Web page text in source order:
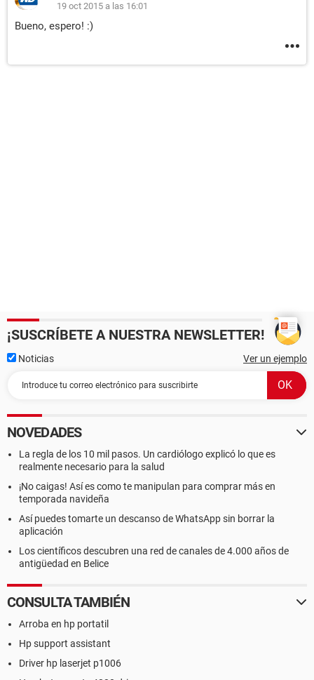
19 oct 2015 a las 16:01
Bueno, espero! :)
¡SUSCRÍBETE A NUESTRA NEWSLETTER!
Noticias Ver un ejemplo
NOVEDADES
La regla de los 10 mil pasos. Un cardiólogo explicó lo que es
realmente necesario para la salud
¡No caigas! Así es como te manipulan para comprar más en
temporada navideña
Así puedes tomarte un descanso de WhatsApp sin borrar la
aplicación
Los científicos descubren una red de canales de 4.000 años de
antigüedad en Belice
CONSULTA TAMBIÉN
Arroba en hp portatil
Hp support assistant
Driver hp laserjet p1006